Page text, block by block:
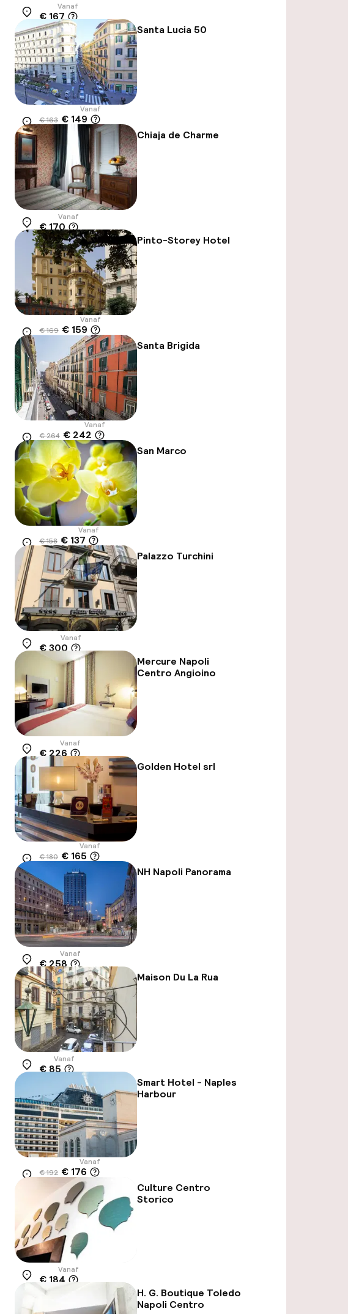
Locatie
Vanaf
€ 167
Santa Lucia 50
Locatie
Vanaf
€ 163 € 149
-8% Chiaja de Charme
Locatie
Vanaf
€ 170
Pinto-Storey Hotel
Locatie
Vanaf
€ 169 € 159
-6% Santa Brigida
Locatie
Vanaf
€ 264 € 242
-8% San Marco
Locatie
Vanaf
€ 158 € 137
-13% Palazzo Turchini
Locatie
Vanaf
€ 300
Mercure Napoli
Centro Angioino
Locatie
Vanaf
€ 226
Golden Hotel srl
Locatie
Vanaf
€ 180 € 165
NH Napoli Panorama
Locatie
Vanaf
€ 258
Maison Du La Rua
Locatie
Vanaf
€ 85
Smart Hotel - Naples
Harbour
Locatie
Vanaf
€ 192 € 176
-8%
Culture Centro
Storico
Locatie
Vanaf
€ 184
H. G. Boutique Toledo
Napoli Centro